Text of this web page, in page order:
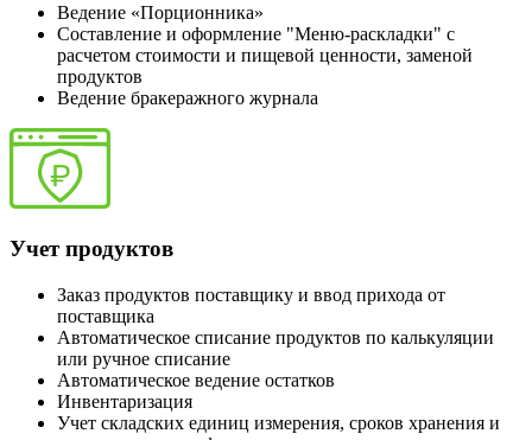
Ведение «Порционника»
Составление и оформление "Меню-раскладки" с
расчетом стоимости и пищевой ценности, заменой
продуктов
Ведение бракеражного журнала
Учет продуктов
Заказ продуктов поставщику и ввод прихода от
поставщика
Автоматическое списание продуктов по калькуляции
или ручное списание
Автоматическое ведение остатков
Инвентаризация
Учет складских единиц измерения, сроков хранения и